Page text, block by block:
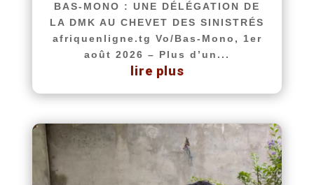
BAS-MONO : UNE DÉLÉGATION DE
LA DMK AU CHEVET DES SINISTRÉS
afriquenligne.tg Vo/Bas-Mono, 1er
août 2026 – Plus d’un...
lire plus